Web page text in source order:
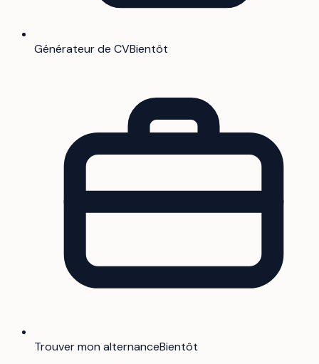
Générateur de CVBientôt
Trouver mon alternanceBientôt